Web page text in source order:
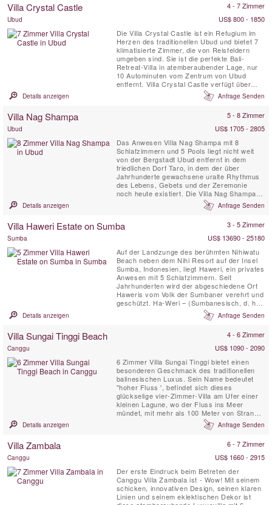
eigenem Koch, Haushaltsservice und ...
Villa Crystal Castle 4 - 7 Zimmer
Ubud
US$ 800 - 1850
Die Villa Crystal Castle ist ein Refugium im
Herzen des traditionellen Ubud und bietet 7
klimatisierte Zimmer, die von Reisfeldern
umgeben sind. Sie ist die perfekte Bali-
Retreat-Villa in atemberaubender Lage, nur
10 Autominuten vom Zentrum von Ubud
entfernt. Villa Crystal Castle verfügt über
einen in Resortgröße 18 x 5 m großen Pool,
eine große Yoga Shala und einen Pavillon für
großzügigen, 4600 m² tropischen Garten
Details anzeigen Anfrage Senden
Villa Nag Shampa 5 - 8 Zimmer
Ubud
US$ 1705 - 2805
Das Anwesen Villa Nag Shampa mit 8
Schlafzimmern und 5 Pools liegt nicht weit
von der Bergstadt Ubud entfernt in dem
friedlichen Dorf Taro, in dem der über
Jahrhunderte gewachsene uralte Rhythmus
des Lebens, Gebets und der Zeremonie
noch heute existiert. Die Villa Nag Shampa,
eine perfekte private Villa um sich vom Alltag
zurückzuziehen und zu erholen. Sie bietet
Joglo-Stil, kombiniert mit zeitgemäßen
Design. Das engagierte Haus ...
Details anzeigen Anfrage Senden
Villa Haweri Estate on Sumba 3 - 5 Zimmer
Sumba
US$ 13690 - 25180
Auf der Landzunge des berühmten Nihiwatu
Beach neben dem Nihi Resort auf der Insel
Sumba, Indonesien, liegt Haweri, ein privates
Anwesen mit 5 Schlafzimmern. Seit
Jahrhunderten wird der abgeschiedene Ort
Haweris vom Volk der Sumbaner verehrt und
geschützt. Ha-Weri – (Sumbanesisch, d. h. –
heilig – bewacht – geschützt) Haweri Estate
ist der Brennpunkt positiver Energie, ein Ort
vom Meer umgeben ist und von unberührtem
Details anzeigen Anfrage Senden
Villa Sungai Tinggi Beach 4 - 6 Zimmer
Canggu
US$ 1090 - 2090
6 Zimmer Villa Sungai Tinggi bietet einen
besonderen Geschmack des traditionellen
balinesischen Luxus. Sein Name bedeutet
"hoher Fluss ', befindet sich dieses
glückselige vier-Zimmer-Villa am Ufer einer
kleinen Lagune, wo der Fluss ins Meer
mündet, mit mehr als 100 Meter von Strand
Fassade mit Blick auf eine der berüchtigten
Details anzeigen Anfrage Senden
Villa Zambala 6 - 7 Zimmer
Canggu
US$ 1660 - 2915
Der erste Eindruck beim Betreten der
Canggu Villa Zambala ist - Wow! Mit seinem
schicken, innovativen Design, seinen klaren
Linien und seinem eklektischen Dekor ist